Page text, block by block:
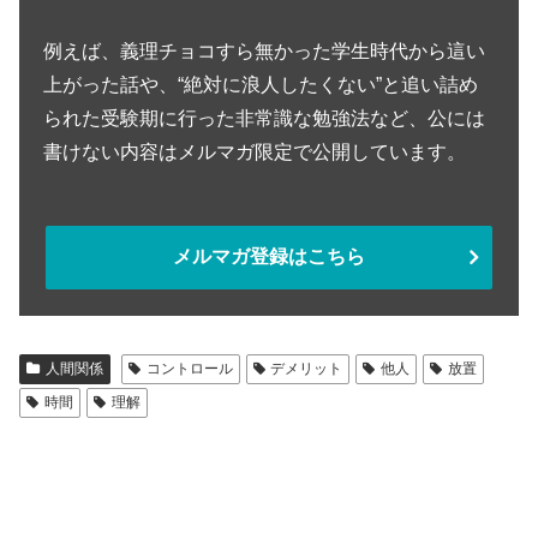
例えば、義理チョコすら無かった学生時代から這い
上がった話や、“絶対に浪人したくない”と追い詰め
られた受験期に行った非常識な勉強法など、公には
書けない内容はメルマガ限定で公開しています。
メルマガ登録はこちら
人間関係 コントロール デメリット 他人
放置
時間
理解